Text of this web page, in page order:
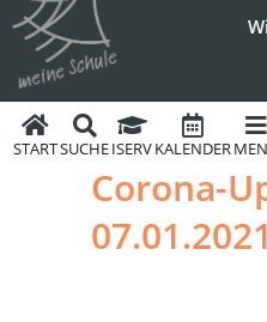
STARTSUCHEISERVKALENDER
Corona-
07.01.2021